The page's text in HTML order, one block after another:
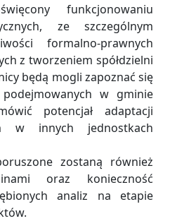
funkcjonowaniu
ze szczególnym
formalno-prawnych
z tworzeniem spółdzielni
będą mogli zapoznać się
podejmowanych w gminie
potencjał adaptacji
w innych jednostkach
zostaną również
oraz konieczność
analiz na etapie